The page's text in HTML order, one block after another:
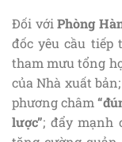
Đối vớiPhòng
đốc yêu cầu
tham mưu tổng
của Nhà xuất
phương châm
lược”; đẩy mạnh